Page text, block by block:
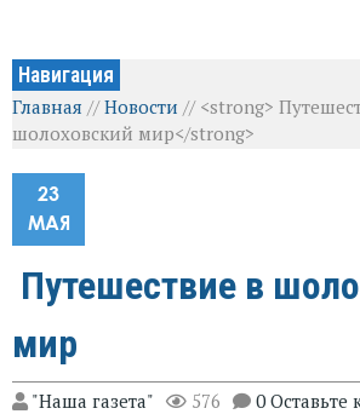
Навигация
Главная //Новости // <strong>
шолоховский мир</strong>
23
МАЯ
Путешествие в
мир
"Наша газета" 576 0